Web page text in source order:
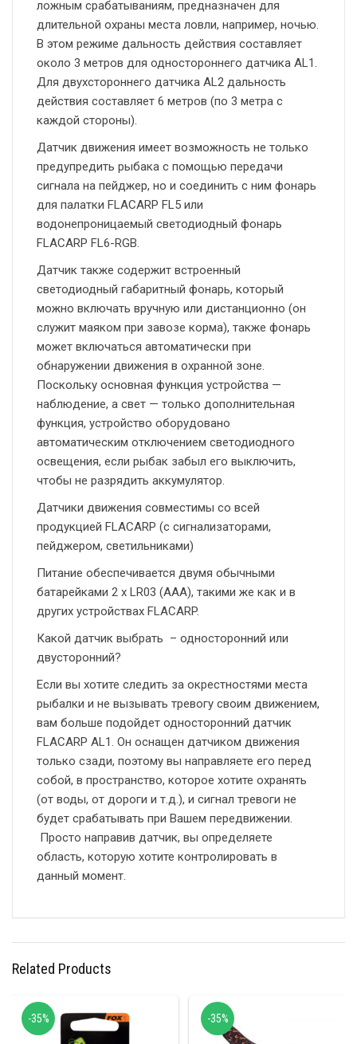
ложным срабатываниям, предназначен для
длительной охраны места ловли, например, ночью.
В этом режиме дальность действия составляет
около 3 метров для одностороннего датчика AL1.
Для двухстороннего датчика AL2 дальность
действия составляет 6 метров (по 3 метра с
каждой стороны).
Датчик движения имеет возможность не только
предупредить рыбака с помощью передачи
сигнала на пейджер, но и соединить с ним фонарь
для палатки FLACARP FL5 или
водонепроницаемый светодиодный фонарь
FLACARP FL6-RGB.
Датчик также содержит встроенный
светодиодный габаритный фонарь, который
можно включать вручную или дистанционно (он
служит маяком при завозе корма), также фонарь
может включаться автоматически при
обнаружении движения в охранной зоне.
Поскольку основная функция устройства —
наблюдение, а свет — только дополнительная
функция, устройство оборудовано
автоматическим отключением светодиодного
освещения, если рыбак забыл его выключить,
чтобы не разрядить аккумулятор.
Датчики движения совместимы со всей
продукцией FLACARP (с сигнализаторами,
пейджером, светильниками)
Питание обеспечивается двумя обычными
батарейками 2 x LR03 (AAA), такими же как и в
других устройствах FLACARP.
Какой датчик выбрать – односторонний или
двусторонний?
Если вы хотите следить за окрестностями места
рыбалки и не вызывать тревогу своим движением,
вам больше подойдет односторонний датчик
FLACARP AL1. Он оснащен датчиком движения
только сзади, поэтому вы направляете его перед
собой, в пространство, которое хотите охранять
(от воды, от дороги и т.д.), и сигнал тревоги не
будет срабатывать при Вашем передвижении.
Просто направив датчик, вы определяете
область, которую хотите контролировать в
данный момент.
Related Products
-35% -35%